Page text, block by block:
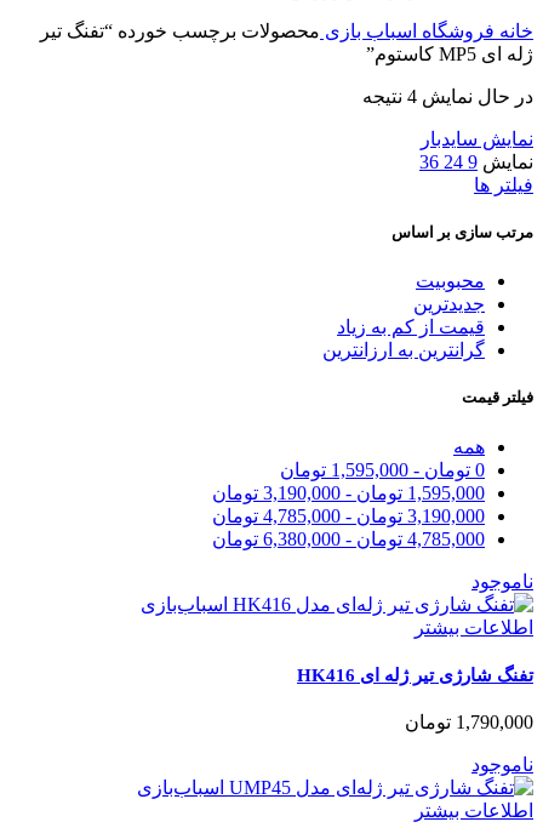
خانه فروشگاه اسباب بازی محصولات برچسب خورده “تفنگ تیر
ژله ای MP5 کاستوم”
در حال نمایش 4 نتیجه
نمایش سایدبار
نمایش 9
24
36
فیلتر ها
مرتب سازی بر اساس
محبوبیت
جدیدترین
قیمت از کم به زیاد
گرانترین به ارزانترین
فیلتر قیمت
همه
0 تومان -
1,595,000 تومان
1,595,000 تومان -
3,190,000 تومان
3,190,000 تومان -
4,785,000 تومان
4,785,000 تومان -
6,380,000 تومان
ناموجود
اطلاعات بیشتر
تفنگ شارژی تیر ژله ای HK416
1,790,000 تومان
ناموجود
اطلاعات بیشتر